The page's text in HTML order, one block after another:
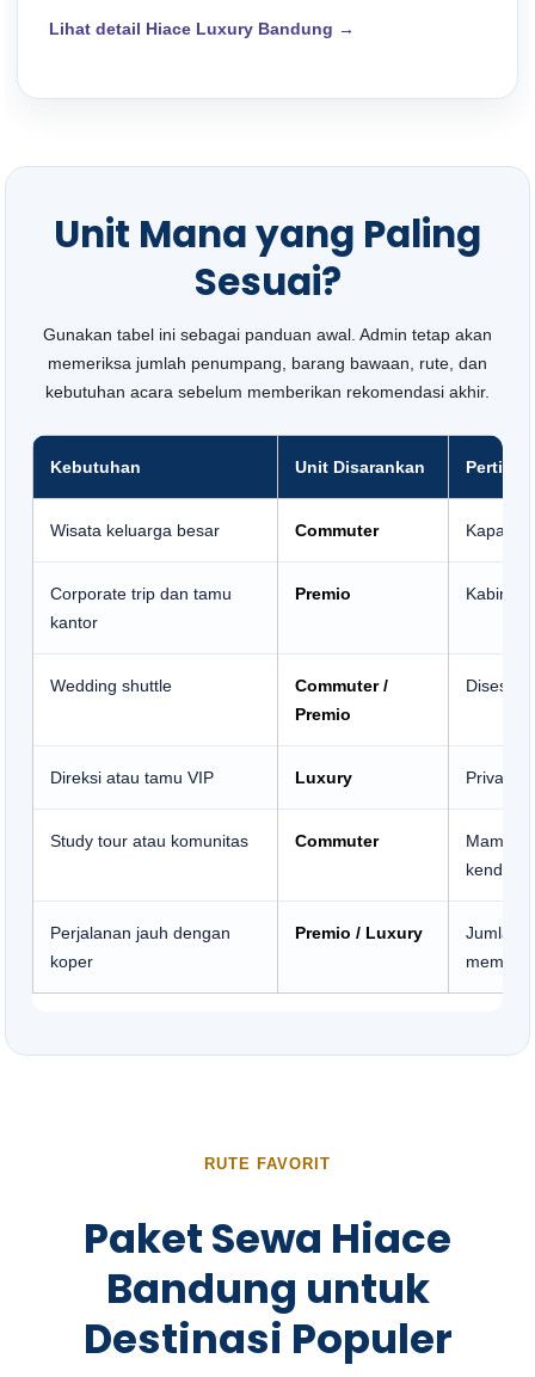
Lihat detail Hiace Luxury Bandung →
Unit Mana yang Paling
Sesuai?
Gunakan tabel ini sebagai panduan awal. Admin tetap akan
memeriksa jumlah penumpang, barang bawaan, rute, dan
kebutuhan acara sebelum memberikan rekomendasi akhir.
Kebutuhan Unit Disarankan
Wisata keluarga besar Commuter
Corporate trip dan tamu
kantor
Premio Kabin
Wedding shuttle
Commuter /
Premio
Direksi atau tamu VIP Luxury Privasi,
Study tour atau komunitas Commuter
Mampu
Perjalanan jauh dengan
koper
Premio / Luxury
Jumlah
RUTE FAVORIT
Paket Sewa Hiace
Bandung untuk
Destinasi Populer